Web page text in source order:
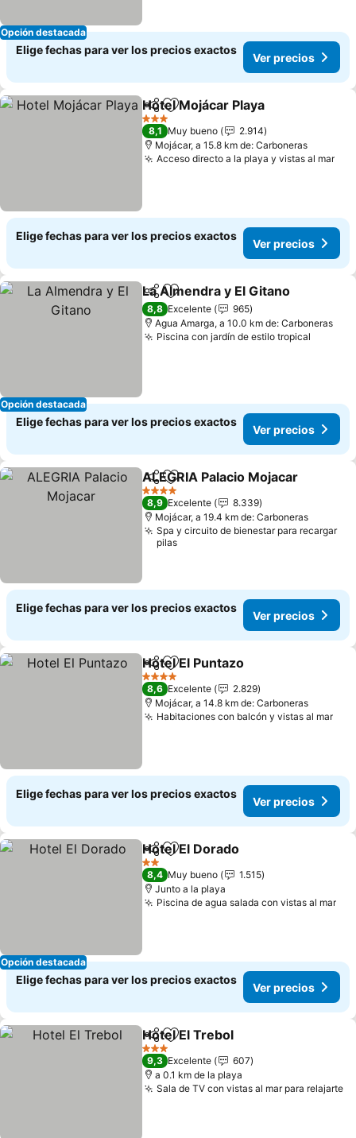
Opción destacada
Elige fechas para ver los precios exactos
Ver precios
CompartirAgregar a favoritos
Hotel Mojácar Playa
3 Estrellas
8,1 Muy bueno
2.914
Mojácar, a 15.8 km de: Carboneras
Acceso directo a la playa y vistas al mar
Elige fechas para ver los precios exactos
Ver precios
Opción destacada
CompartirAgregar a favoritos
La Almendra y El Gitano
8,8 Excelente
965
Agua Amarga, a 10.0 km de: Carboneras
Piscina con jardín de estilo tropical
Elige fechas para ver los precios exactos
Ver precios
CompartirAgregar a favoritos
ALEGRIA Palacio Mojacar
4 Estrellas
8,9 Excelente
8.339
Mojácar, a 19.4 km de: Carboneras
Spa y circuito de bienestar para recargar
pilas
Elige fechas para ver los precios exactos
Ver precios
CompartirAgregar a favoritos
Hotel El Puntazo
4 Estrellas
8,6 Excelente
2.829
Mojácar, a 14.8 km de: Carboneras
Habitaciones con balcón y vistas al mar
Elige fechas para ver los precios exactos
Ver precios
Opción destacada
CompartirAgregar a favoritos
Hotel El Dorado
2 Estrellas
8,4 Muy bueno
1.515
Junto a la playa
Piscina de agua salada con vistas al mar
Elige fechas para ver los precios exactos
Ver precios
CompartirAgregar a favoritos
Hotel El Trebol
3 Estrellas
9,3 Excelente
607
a 0.1 km de la playa
Sala de TV con vistas al mar para relajarte